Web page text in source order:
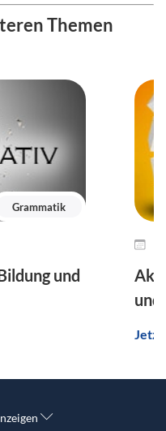
Themen
Grammatik
und
und
Jetzt